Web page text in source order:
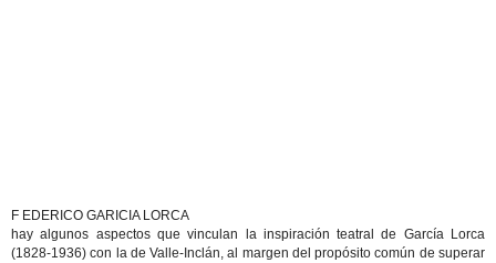
F EDERICO GARICIA LORCA
hay algunos aspectos que vinculan la inspiración teatral de García Lorca
(1828-1936) con la de Valle-Inclán, al margen del propósito común de superar